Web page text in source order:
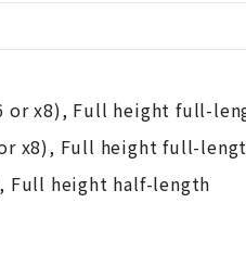
or x8), Full height full-
x8), Full height full-
Full height half-length